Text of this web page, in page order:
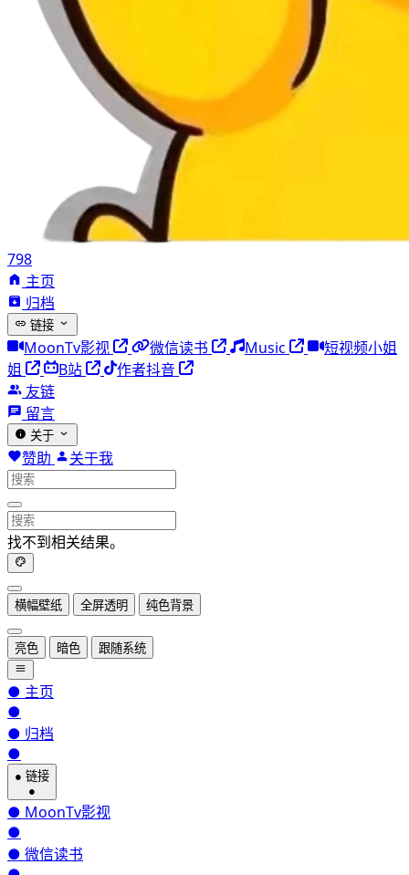
798
主页
归档
链接
MoonTv影视 微信读书 Music
短视频小姐
姐
B站
作者抖音
友链
留言
关于
赞助 关于我
找不到相关结果。
横幅壁纸 全屏透明 纯色背景
亮色 暗色 跟随系统
● 主页
●
● 归档
●
● 链接
●
● MoonTv影视
●
● 微信读书